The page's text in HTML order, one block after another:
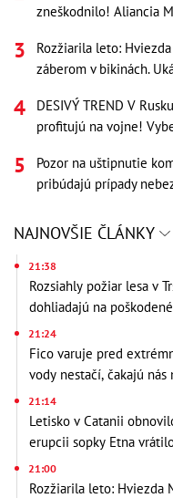
zneškodnilo! Aliancia
Rozžiarila leto:
záberom v bikinách.
DESIVÝ TREND V
profitujú na vojne!
Pozor na uštipnutie
pribúdajú prípady
NAJNOVŠIE ČLÁNKY
21:38
Rozsiahly požiar lesa v
dohliadajú na
21:24
Fico varuje pred
vody nestačí, čakajú
21:14
Letisko v Catanii
erupcii sopky Etna
21:00
Rozžiarila leto: Hviezda